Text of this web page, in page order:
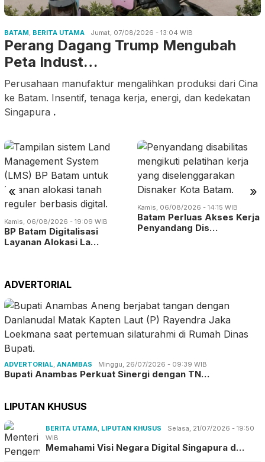
BATAM, BERITA UTAMA Jumat, 07/08/2026 - 13:04 WIB
Perang Dagang Trump Mengubah
Peta Indust…
Perusahaan manufaktur mengalihkan produksi dari Cina
ke Batam. Insentif, tenaga kerja, energi, dan kedekatan
Singapura .
« »
Kamis, 06/08/2026 - 19:09 WIB
BP Batam Digitalisasi
Layanan Alokasi La…
Kamis, 06/08/2026 - 14:15 WIB
Batam Perluas Akses Kerja
Penyandang Dis…
ADVERTORIAL
ADVERTORIAL, ANAMBAS Minggu, 26/07/2026 - 09:39 WIB
Bupati Anambas Perkuat Sinergi dengan TN…
LIPUTAN KHUSUS
BERITA UTAMA, LIPUTAN KHUSUS
Selasa, 21/07/2026 - 19:50
WIB
Memahami Visi Negara Digital Singapura d…